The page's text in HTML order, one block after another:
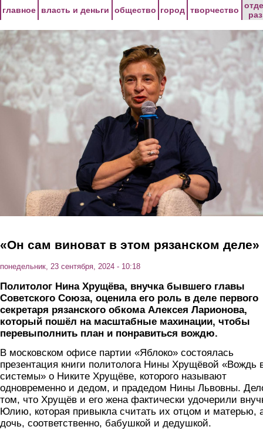
главное власть и деньги общество город творчество
«Он сам виноват в этом рязанском деле»
понедельник, 23 сентября, 2024 - 10:18
Политолог Нина Хрущёва, внучка бывшего главы
Советского Союза, оценила его роль в деле первого
секретаря рязанского обкома Алексея Ларионова,
который пошёл на масштабные махинации, чтобы
перевыполнить план и понравиться вождю.
В московском офисе партии «Яблоко» состоялась
презентация книги политолога Нины Хрущёвой «Вождь
системы» о Никите Хрущёве, которого называют
одновременно и дедом, и прадедом Нины Львовны.
том, что Хрущёв и его жена фактически удочерили
Юлию, которая привыкла считать их отцом и матерью,
дочь, соответственно, бабушкой и дедушкой.